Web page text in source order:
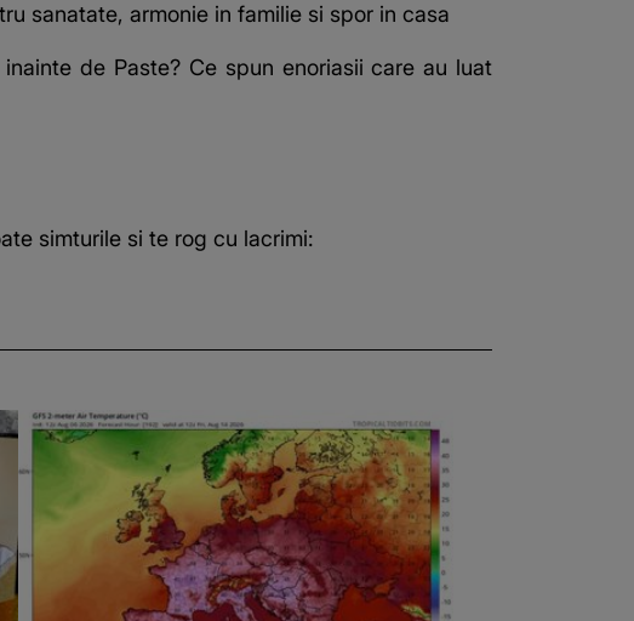
sanatate, armonie in familie si spor in casa
de Paste? Ce spun enoriasii care au luat
simturile si te rog cu lacrimi: